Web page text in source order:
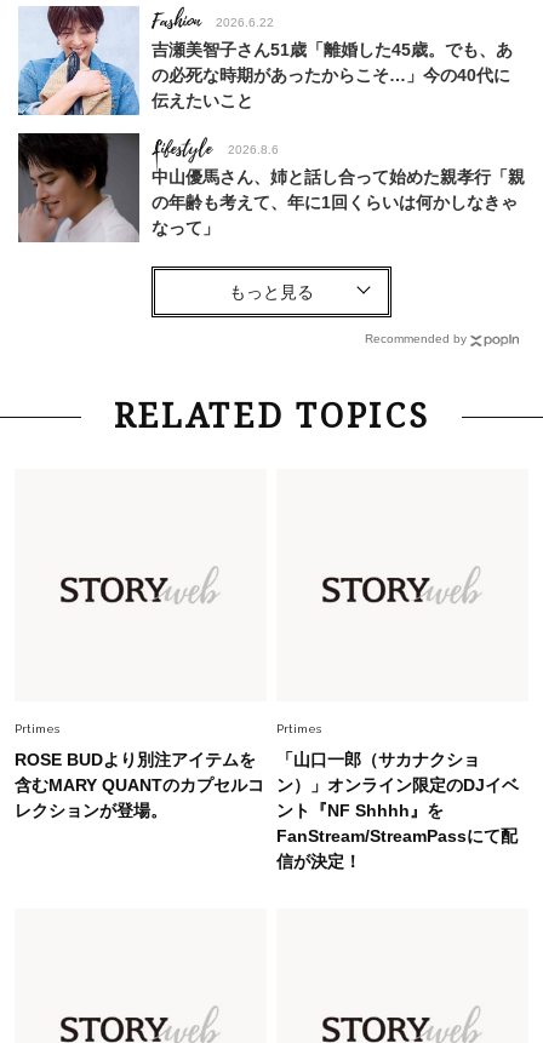
Fashion 2026.6.22
吉瀬美智子さん51歳「離婚した45歳。でも、あ
の必死な時期があったからこそ…」今の40代に
伝えたいこと
Lifestyle 2026.8.6
中山優馬さん、姉と話し合って始めた親孝行「親
の年齢も考えて、年に1回くらいは何かしなきゃ
なって」
Lifestyle
26年夏の【開運アクション】は”ひと拭き”習
慣！「金運アップ→トイレ、じゃあ底上げ運
Fashion 2026.6.12
中村ゆりさん「40代になり、やっと“仕事以外の
ップス×パンツ」コーデ〈3選〉
Fashion 2026.6.26
初夏はこれさえあれば！40代は【淡色ワンピ】
で即涼しげ＆上品見え〈3選〉
Recommended by
RELATED TOPICS
Prtimes
ROSE BUDより別注アイテムを
含むMARY QUANTのカプセルコ
レクションが登場。
Prtimes
「山口一郎（サカナクショ
ン）」オンライン限定のDJイベ
ント『NF Shhhh』を
FanStream/StreamPassにて配
信が決定！